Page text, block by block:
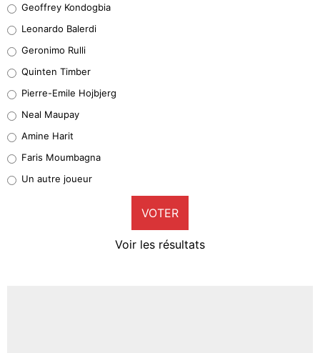
38%
32%
4%
1%
9%
Geoffrey Kondogbia
Leonardo Balerdi
Geronimo Rulli
Quinten Timber
Pierre-Emile Hojbjerg
Neal Maupay
Amine Harit
Faris Moumbagna
Un autre joueur
VOTER
Voir les résultats